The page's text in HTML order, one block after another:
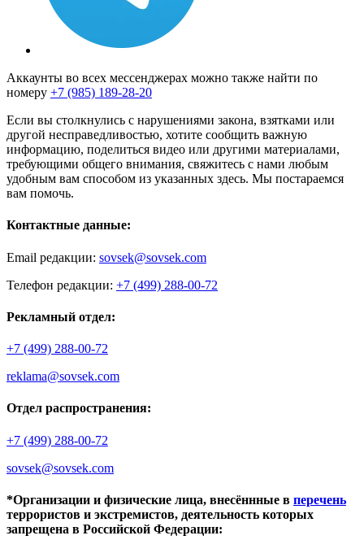
Аккаунты во всех мессенджерах можно также найти по
номеру +7 (985) 189-28-20
Если вы столкнулись с нарушениями закона, взятками или
другой несправедливостью, хотите сообщить важную
информацию, поделиться видео или другими материалами,
требующими общего внимания, свяжитесь с нами любым
удобным вам способом из указанных здесь. Мы постараемся
вам помочь.
Контактные данные:
Email редакции: sovsek@sovsek.com
Телефон редакции: +7 (499) 288-00-72
Рекламный отдел:
+7 (499) 288-00-72
reklama@sovsek.com
Отдел распространения:
+7 (499) 288-00-72
sovsek@sovsek.com
*Организации и физические лица, внесённные в перечень
террористов и экстремистов, деятельность которых
запрещена в Российской Федерации: